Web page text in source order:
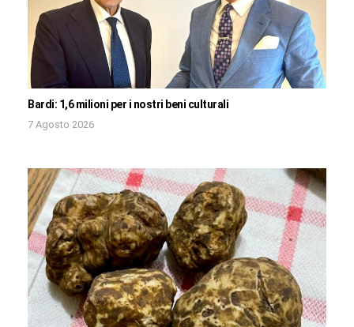
Bardi: 1,6 milioni per i nostri beni culturali
7 Agosto 2026